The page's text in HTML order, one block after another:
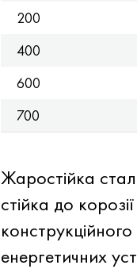
200
400
600
700
Жаростійка
стійка до
енергетичних